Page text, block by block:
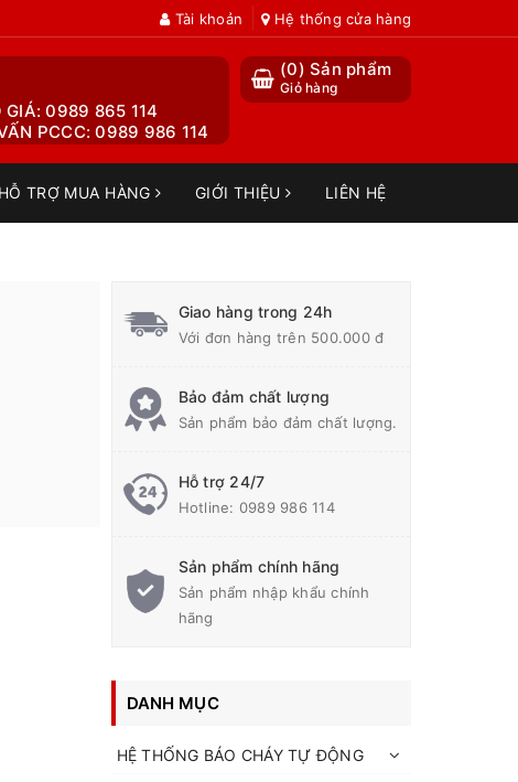
Tài khoản Hệ thống cửa hàng
(0) Sản phẩm
Giỏ hàng
GIÁ: 0989 865 114
PCCC: 0989 986 114
HỖ TRỢ MUA HÀNG GIỚI THIỆU LIÊN HỆ
Giao hàng trong 24h
Với đơn hàng trên 500.000 đ
Bảo đảm chất lượng
Sản phẩm bảo đảm chất lượng.
Hỗ trợ 24/7
Hotline: 0989 986 114
Sản phẩm chính hãng
Sản phẩm nhập khẩu chính
hãng
DANH MỤC
HỆ THỐNG BÁO CHÁY TỰ ĐỘNG